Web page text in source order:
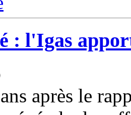
: l'Igas
après le